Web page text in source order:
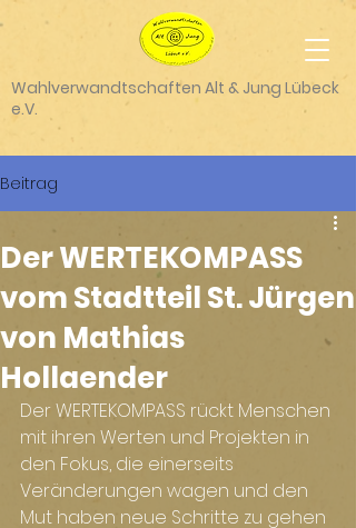
Wahlverwandtschaften Alt & Jung Lübeck
e.V.
Beitrag
Der WERTEKOMPASS
vom Stadtteil St. Jürgen
von Mathias
Hollaender
Der WERTEKOMPASS rückt Menschen
mit ihren Werten und Projekten in
den Fokus, die einerseits
Veränderungen wagen und den
Mut haben neue Schritte zu gehen